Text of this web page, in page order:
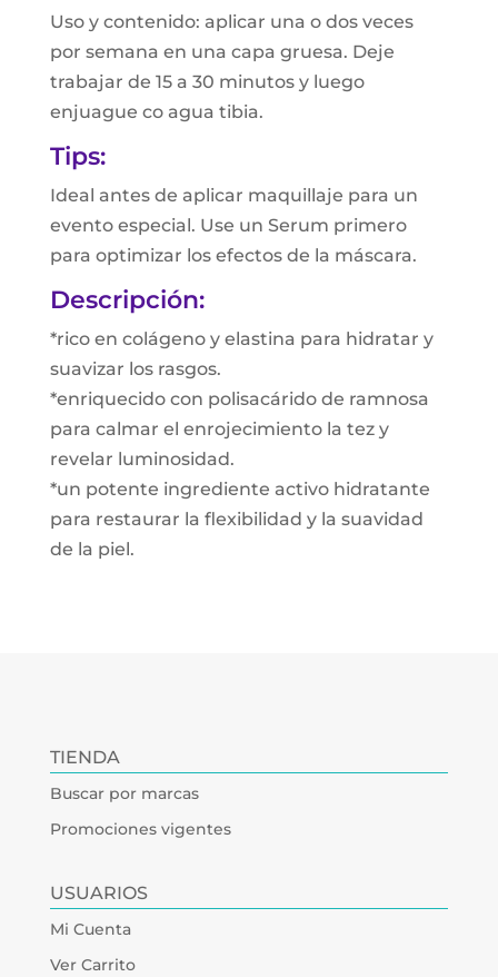
Uso y contenido: aplicar una o dos veces
por semana en una capa gruesa. Deje
trabajar de 15 a 30 minutos y luego
enjuague co agua tibia.
Tips:
Ideal antes de aplicar maquillaje para un
evento especial. Use un Serum primero
para optimizar los efectos de la máscara.
Descripción:
*rico en colágeno y elastina para hidratar y
suavizar los rasgos.
*enriquecido con polisacárido de ramnosa
para calmar el enrojecimiento la tez y
revelar luminosidad.
*un potente ingrediente activo hidratante
para restaurar la flexibilidad y la suavidad
de la piel.
TIENDA
Buscar por marcas
Promociones vigentes
USUARIOS
Mi Cuenta
Ver Carrito